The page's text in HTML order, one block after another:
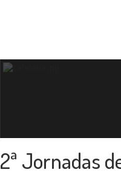
2ª Jornadas